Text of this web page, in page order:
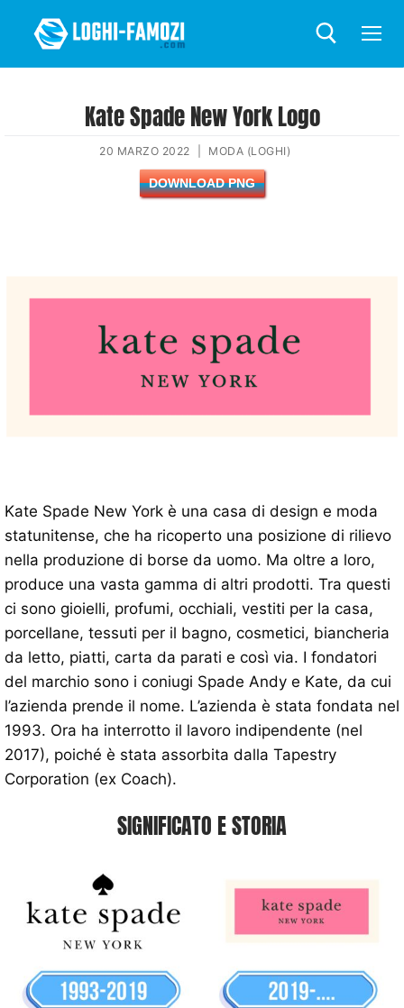
Kate Spade New York Logo
20 MARZO 2022 MODA (LOGHI)
DOWNLOAD PNG
Kate Spade New York è una casa di design e moda
statunitense, che ha ricoperto una posizione di rilievo
nella produzione di borse da uomo. Ma oltre a loro,
produce una vasta gamma di altri prodotti. Tra questi
ci sono gioielli, profumi, occhiali, vestiti per la casa,
porcellane, tessuti per il bagno, cosmetici, biancheria
da letto, piatti, carta da parati e così via. I fondatori
del marchio sono i coniugi Spade Andy e Kate, da cui
l’azienda prende il nome. L’azienda è stata fondata nel
1993. Ora ha interrotto il lavoro indipendente (nel
2017), poiché è stata assorbita dalla Tapestry
Corporation (ex Coach).
SIGNIFICATO E STORIA